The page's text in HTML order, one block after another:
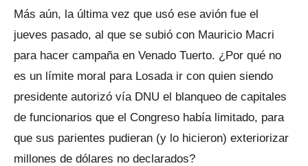
Más aún, la última vez que usó ese avión fue el
jueves pasado, al que se subió con Mauricio Macri
para hacer campaña en Venado Tuerto. ¿Por qué no
es un límite moral para Losada ir con quien siendo
presidente autorizó vía DNU el blanqueo de capitales
de funcionarios que el Congreso había limitado, para
que sus parientes pudieran (y lo hicieron) exteriorizar
millones de dólares no declarados?